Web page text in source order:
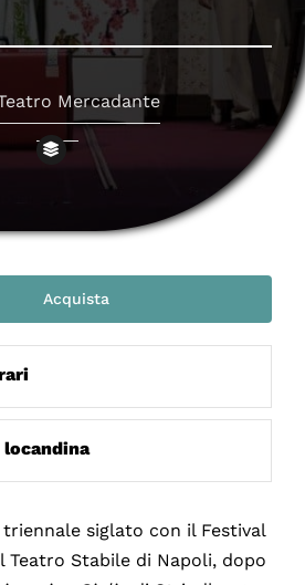
Mercadante
Acquista
triennale siglato con il Festival
Teatro Stabile di Napoli, dopo